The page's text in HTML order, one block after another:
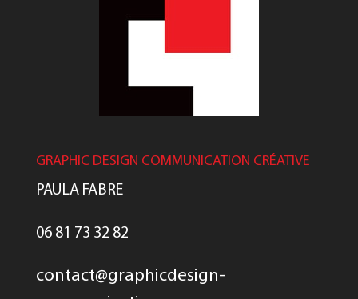
GRAPHIC DESIGN COMMUNICATION CRÉATIVE
PAULA FABRE
06 81 73 32 82
contact@graphicdesign-